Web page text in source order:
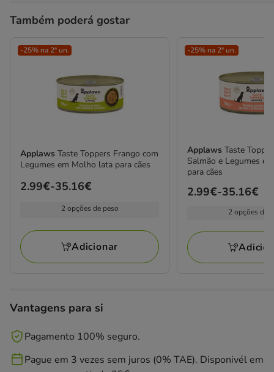
Também poderá gostar
-25% na 2ª un.
Applaws Taste Toppers Frango com
Legumes em Molho lata para cães
Preço
35.16€
2.99€-35.16€
2 opções de peso
Adicionar
-25% na 2ª un.
ApplawsTaste
Salmão e Legumes
para cães
Preço
a
35.16€
2.99€-35.16€
2 opções de
Vantagens para si
Pagamento 100% seguro.
Pague em 3 vezes sem juros (0% TAE). Disponivél em